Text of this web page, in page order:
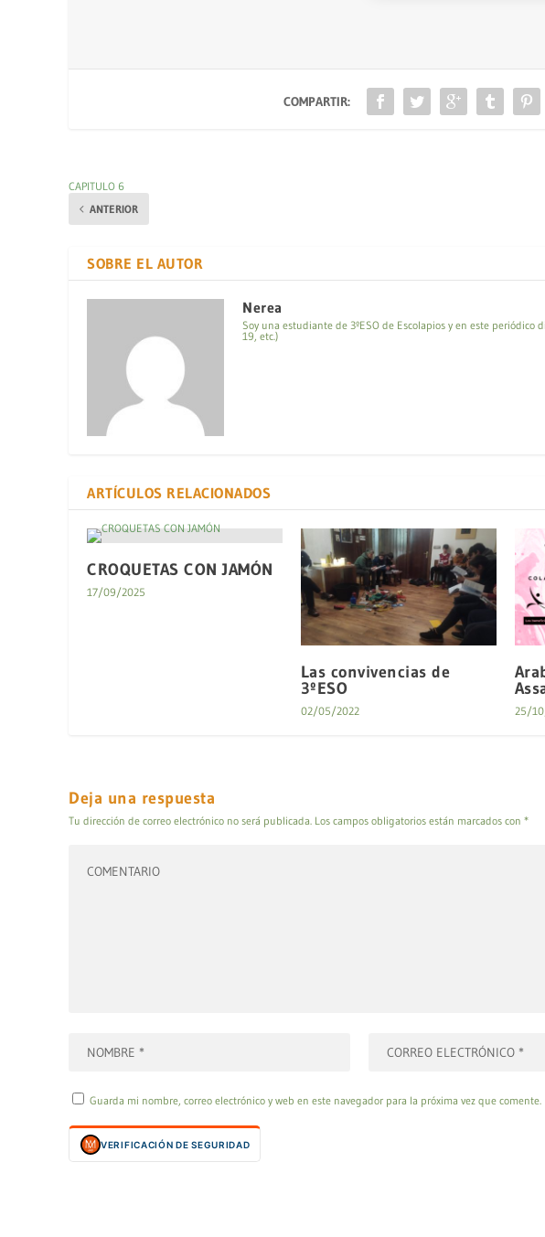
COMPARTIR:
CAPITULO 6
ANTERIOR
SOBRE EL AUTOR
Nerea
Soy una estudiante de 3ºESO de Escolapios y en este
19, etc.)
ARTÍCULOS RELACIONADOS
CROQUETAS CON JAMÓN
17/09/2025
Las convivencias de
3ºESO
02/05/2022 25/
Deja una respuesta
Tu dirección de correo electrónico no será publicada. Los campos obligatorios están marcados con *
Guarda mi nombre, correo electrónico y web en este navegador para la próxima vez que comente.
VERIFICACIÓN DE SEGURIDAD